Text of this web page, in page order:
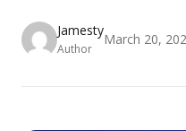
Jamesty
Author
March 20,